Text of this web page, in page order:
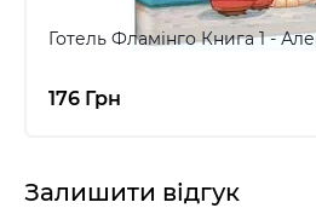
Готель Фламінго Книга 1 -
176 Грн
Залишити відгук